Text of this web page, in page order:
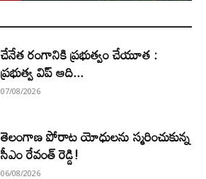
చేనేత రంగానికి ప్రభుత్వం చేయూత :
ప్రభుత్వ విప్ ఆది...
07/08/2026
తెలంగాణ పోరాట యోధులను స్మరించుకున్న
సీఎం రేవంత్ రెడ్డి!
06/08/2026